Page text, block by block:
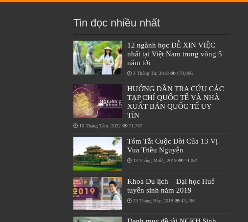
Tin đọc nhiều nhất
12 ngành học DỄ XIN VIỆC
nhất tại Việt Nam trong vòng 5
năm tới
3 Tháng Tư, 2018 170,006
HƯỚNG DẪN TRA CỨU CÁC
TẠP CHÍ QUỐC TẾ VÀ NHÀ
XUẤT BẢN QUỐC TẾ UY
TÍN
10 Tháng Tám, 2022 71,767
Tóm Tắt Cuộc Đời Của 13 Vị
Vua Triều Nguyễn
13 Tháng Mười, 2019 44,061
Khoa Du lịch – Đại học Huế
tuyển sinh năm 2019
23 Tháng Bảy, 2019 43,496